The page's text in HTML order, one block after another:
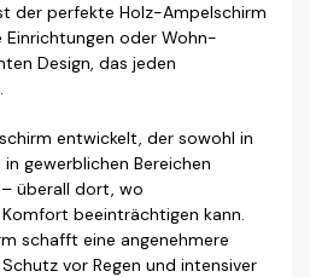
der perfekte Holz-Ampelschirm
Einrichtungen oder Wohn-
Design, das jeden
entwickelt, der sowohl in
gewerblichen Bereichen
überall dort, wo
beeinträchtigen kann.
schafft eine angenehmere
vor Regen und intensiver